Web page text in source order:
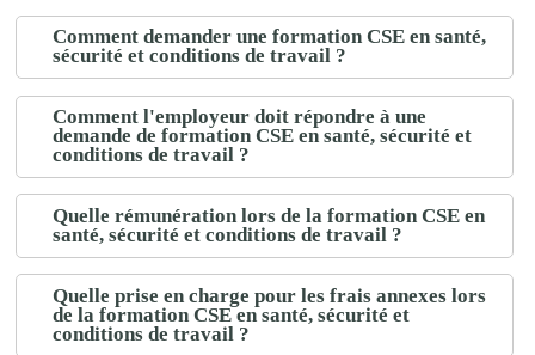
Comment demander une formation CSE en santé,
sécurité et conditions de travail ?
Comment l'employeur doit répondre à une
demande de formation CSE en santé, sécurité et
conditions de travail ?
Quelle rémunération lors de la formation CSE en
santé, sécurité et conditions de travail ?
Quelle prise en charge pour les frais annexes lors
de la formation CSE en santé, sécurité et
conditions de travail ?